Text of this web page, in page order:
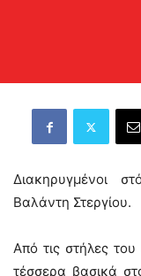
Διακηρυγμένοι
Βαλάντη Στεργίου.
Από τις στήλες
τέσσερα βασικά